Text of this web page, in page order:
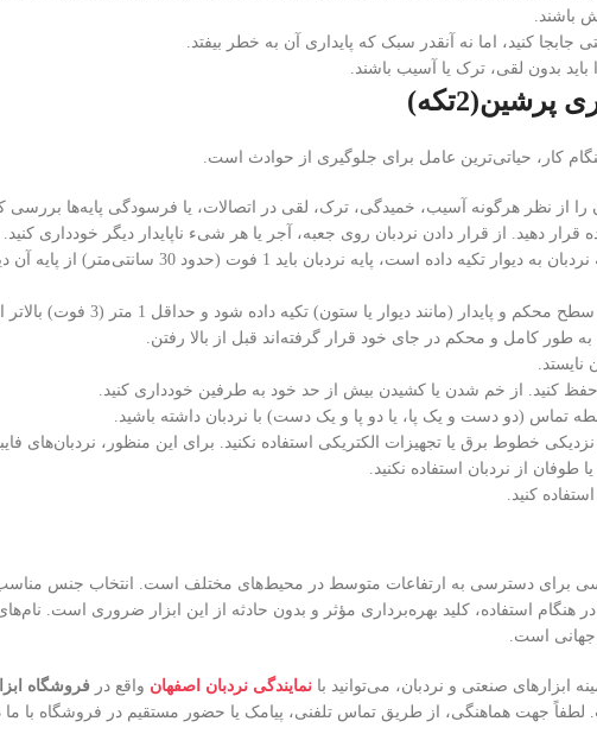
باشند.
جابجا کنید، اما نه آنقدر سبک که پایداری آن به خطر بیفتد.
بدون لقی، ترک یا آسیب باشند.
کار، حیاتی‌ترین عامل برای جلوگیری از حوادث است.
از نظر هرگونه آسیب، خمیدگی، ترک، لقی در اتصالات، یا فرسودگی پایه‌ها بررسی
دهید. از قرار دادن نردبان روی جعبه، آجر یا هر شیء ناپایدار دیگر خودداری کنید.
و پایدار (مانند دیوار یا ستون) تکیه داده شود و حداقل 1 متر (3 فوت) بالاتر از نقطه تکیه خود، از آن فراتر رود.
طور کامل و محکم در جای خود قرار گرفته‌اند قبل از بالا رفتن.
کنید. از خم شدن یا کشیدن بیش از حد خود به طرفین خودداری کنید.
تماس (دو دست و یک پا، یا دو پا و یک دست) با نردبان داشته باشید.
خطوط برق یا تجهیزات الکتریکی استفاده نکنید. برای این منظور، نردبان‌های
طوفان از نردبان استفاده نکنید.
کنید.
برای دسترسی به ارتفاعات متوسط در محیط‌های مختلف است. انتخاب جنس مناسب
هنگام استفاده، کلید بهره‌برداری مؤثر و بدون حادثه از این ابزار ضروری است.
جهانی است.
ابزار‌های صنعتی و نردبان، می‌توانید با نمایندگی نردبان اصفهان واقع در فروشگاه
لطفاً جهت هماهنگی، از طریق تماس تلفنی، پیامک یا حضور مستقیم در فروشگاه با ما